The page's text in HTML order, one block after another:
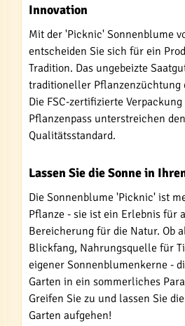
Innovation
Mit der 'Picknic' Sonnenblume
entscheiden Sie sich für ein
Tradition. Das ungebeizte
traditioneller Pflanzenzüchtung
Die FSC-zertifizierte
Pflanzenpass unterstreichen
Qualitätsstandard.
Lassen Sie die Sonne in
Die Sonnenblume 'Picknic' ist
Pflanze - sie ist ein Erlebnis für
Bereicherung für die Natur. Ob
Blickfang, Nahrungsquelle für
eigener Sonnenblumenkerne -
Garten in ein sommerliches
Greifen Sie zu und lassen Sie
Garten aufgehen!